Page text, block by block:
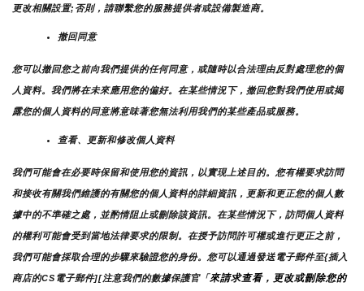
更改相關設置;否則，請聯繫您的服務提供者或設備製造商。
撤回同意
您可以撤回您之前向我們提供的任何同意，或隨時以合法理由反對處理您的個
人資料。我們將在未來應用您的偏好。在某些情況下，撤回您對我們使用或揭
露您的個人資料的同意將意味著您無法利用我們的某些產品或服務。
查看、更新和修改個人資料
我們可能會在必要時保留和使用您的資訊，以實現上述目的。您有權要求訪問
和接收有關我們維護的有關您的個人資料的詳細資訊，更新和更正您的個人數
據中的不準確之處，並酌情阻止或刪除該資訊。在某些情況下，訪問個人資料
的權利可能會受到當地法律要求的限制。在授予訪問許可權或進行更正之前，
我們可能會採取合理的步驟來驗證您的身份。您可以通過發送電子郵件至{插入
商店的CS電子郵件][注意我們的數據保護官「來請求查看，更改或刪除您的